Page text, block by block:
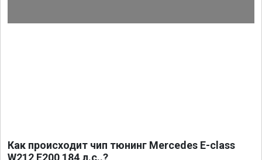
Как происходит чип тюнинг Mercedes E-class
W212 E200 184 л.с..?